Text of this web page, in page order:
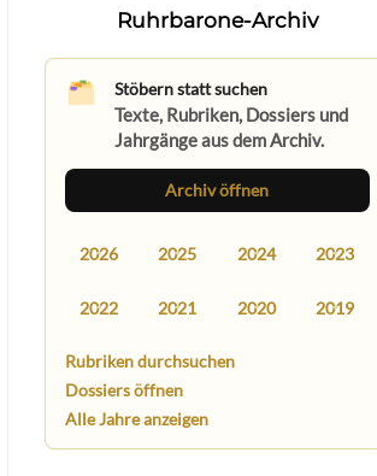
Ruhrbarone-Archiv
Stöbern statt suchen
Texte, Rubriken, Dossiers und
Jahrgänge aus dem Archiv.
Archiv öffnen
2026 2025 2024 2023
2022 2021 2020 2019
Rubriken durchsuchen
Dossiers öffnen
Alle Jahre anzeigen